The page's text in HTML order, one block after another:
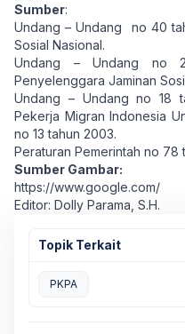
Sumber:
Undang – Undang no 40
Sosial Nasional.
Undang – Undang no
Penyelenggara Jaminan
Undang – Undang no 18
Pekerja Migran Indonesia
no 13 tahun 2003.
Peraturan Pemerintah no 78
Sumber Gambar:
https://www.google.com/
Editor: Dolly Parama, S.H.
Topik Terkait
PKPA